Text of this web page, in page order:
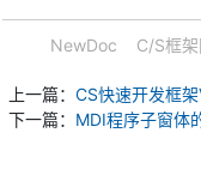
NewDoc C/S框
上一篇： CS快速开发框
下一篇： MDI程序子窗体